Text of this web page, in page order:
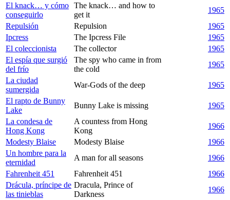
El knack… y cómo
conseguirlo
The knack… and how to
get it
1965
Repulsión
Repulsion
1965
Ipcress
The Ipcress File
1965
El coleccionista
The collector
1965
El espía que surgió
del frío
The spy who came in from
the cold
1965
La ciudad
sumergida
War-Gods of the deep
1965
El rapto de Bunny
Lake
Bunny Lake is missing
1965
La condesa de
Hong Kong
A countess from Hong
Kong
1966
Modesty Blaise
Modesty Blaise
1966
Un hombre para la
eternidad
A man for all seasons
1966
Fahrenheit 451
Fahrenheit 451
1966
Drácula, príncipe de
las tinieblas
Dracula, Prince of
Darkness
1966